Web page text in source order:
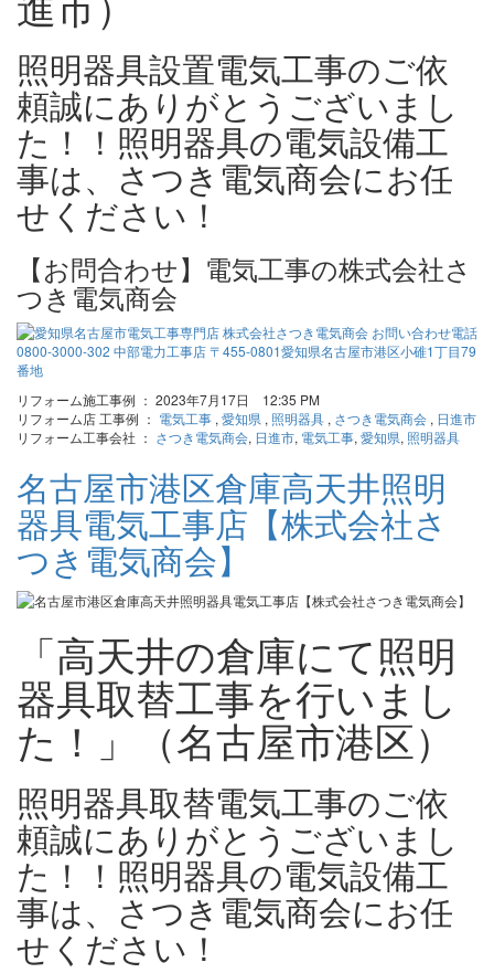
照明器具設置電気工事のご依
頼誠にありがとうございまし
た！！照明器具の電気設備工
事は、さつき電気商会にお任
せください！
【お問合わせ】電気工事の株式会社さ
つき電気商会
リフォーム施工事例 ： 2023年7月17日 12:35 PM
リフォーム店 工事例 ： 電気工事 , 愛知県 , 照明器具 , さつき電気商会 , 日進市
リフォーム工事会社 ： さつき電気商会, 日進市, 電気工事, 愛知県, 照明器具
名古屋市港区倉庫高天井照明
器具電気工事店【株式会社さ
つき電気商会】
「高天井の倉庫にて照明
器具取替工事を行いまし
た！」（名古屋市港区）
照明器具取替電気工事のご依
頼誠にありがとうございまし
た！！照明器具の電気設備工
事は、さつき電気商会にお任
せください！